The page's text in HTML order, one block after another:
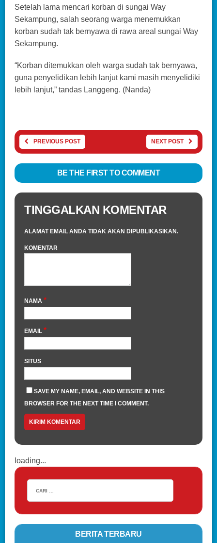
Setelah lama mencari korban di sungai Way
Sekampung, salah seorang warga menemukkan
korban sudah tak bernyawa di rawa areal sungai Way
Sekampung.
“Korban ditemukkan oleh warga sudah tak bernyawa,
guna penyelidikan lebih lanjut kami masih menyelidiki
lebih lanjut,” tandas Langgeng. (Nanda)
PREVIOUS POST NEXT POST
BE THE FIRST TO COMMENT
TINGGALKAN KOMENTAR
ALAMAT EMAIL ANDA TIDAK AKAN DIPUBLIKASIKAN.
KOMENTAR
NAMA *
EMAIL *
SITUS
SAVE MY NAME, EMAIL, AND WEBSITE IN THIS
BROWSER FOR THE NEXT TIME I COMMENT.
loading...
BERITA TERBARU